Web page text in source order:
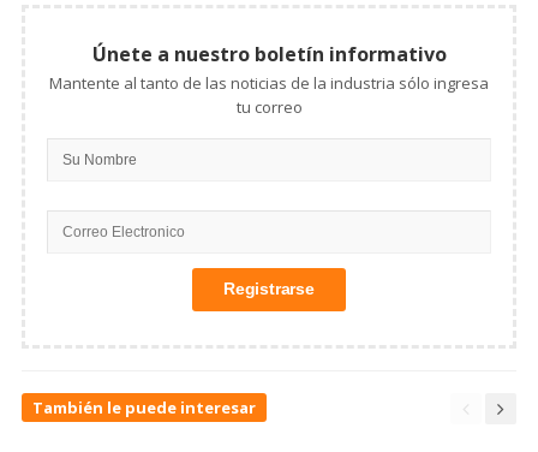
Únete a nuestro boletín informativo
Mantente al tanto de las noticias de la industria sólo ingresa
tu correo
También le puede interesar